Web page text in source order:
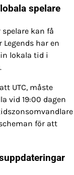
spelare
kan få
har en
lokala tid i
UTC, måste
vid 19:00 dagen
för att